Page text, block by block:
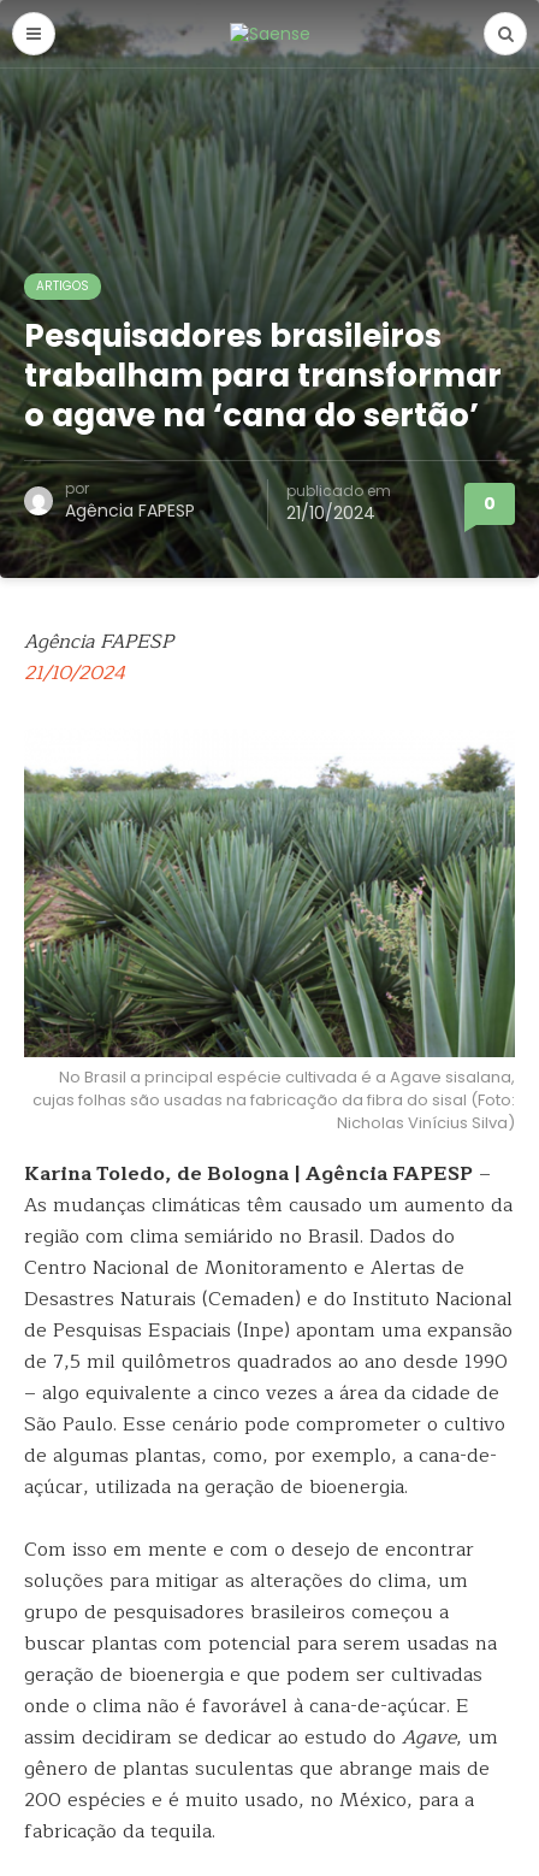
ARTIGOS
Pesquisadores brasileiros
trabalham para transformar
o agave na ‘cana do sertão’
por
Agência FAPESP
publicado em
21/10/2024 0
Agência FAPESP
21/10/2024
No Brasil a principal espécie cultivada é a Agave sisalana,
cujas folhas são usadas na fabricação da fibra do sisal (Foto:
Nicholas Vinícius Silva)
Karina Toledo, de Bologna | Agência FAPESP –
As mudanças climáticas têm causado um aumento da
região com clima semiárido no Brasil. Dados do
Centro Nacional de Monitoramento e Alertas de
Desastres Naturais (Cemaden) e do Instituto Nacional
de Pesquisas Espaciais (Inpe) apontam uma expansão
de 7,5 mil quilômetros quadrados ao ano desde 1990
– algo equivalente a cinco vezes a área da cidade de
São Paulo. Esse cenário pode comprometer o cultivo
de algumas plantas, como, por exemplo, a cana-de-
açúcar, utilizada na geração de bioenergia.
Com isso em mente e com o desejo de encontrar
soluções para mitigar as alterações do clima, um
grupo de pesquisadores brasileiros começou a
buscar plantas com potencial para serem usadas na
geração de bioenergia e que podem ser cultivadas
onde o clima não é favorável à cana-de-açúcar. E
assim decidiram se dedicar ao estudo do Agave, um
gênero de plantas suculentas que abrange mais de
200 espécies e é muito usado, no México, para a
fabricação da tequila.